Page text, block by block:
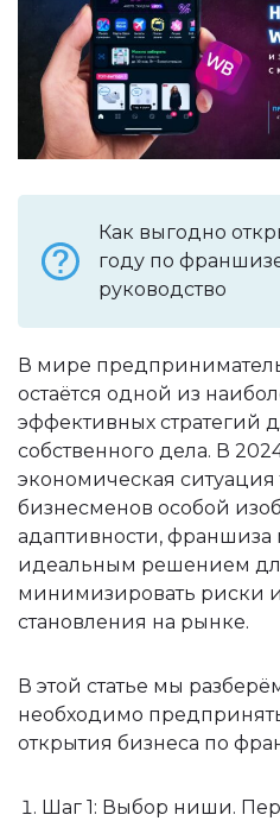
Как выгодно
году по
руководство
В мире
остаётся одной из
эффективных стратегий
собственного дела. В
экономическая ситуация
бизнесменов особой
адаптивности, франшиза
идеальным решением для
минимизировать риски
становления на рынке.
В этой статье мы
необходимо
открытия бизнеса по
Шаг 1: Выбор ниши.